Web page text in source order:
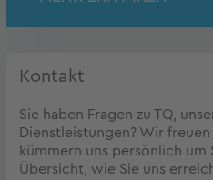
Kontakt
Sie haben Fragen zu TQ,
Dienstleistungen? Wir
kümmern uns persönlich um
Übersicht, wie Sie uns